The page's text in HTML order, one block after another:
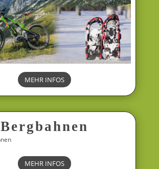
MEHR INFOS
Bergbahnen
MEHR INFOS